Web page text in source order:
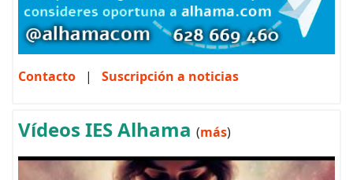
Contacto | Suscripción a noticias
Vídeos IES Alhama (más)